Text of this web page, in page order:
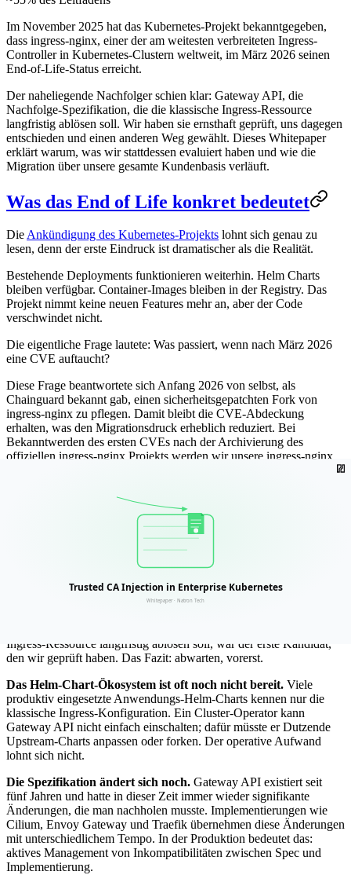
Im November 2025 hat das Kubernetes-Projekt bekanntgegeben,
dass ingress-nginx, einer der am weitesten verbreiteten Ingress-
Controller in Kubernetes-Clustern weltweit, im März 2026 seinen
End-of-Life-Status erreicht.
Der naheliegende Nachfolger schien klar: Gateway API, die
Nachfolge-Spezifikation, die die klassische Ingress-Ressource
langfristig ablösen soll. Wir haben sie ernsthaft geprüft, uns dagegen
entschieden und einen anderen Weg gewählt. Dieses Whitepaper
erklärt warum, was wir stattdessen evaluiert haben und wie die
Migration über unsere gesamte Kundenbasis verläuft.
Was das End of Life konkret bedeutet
DieAnkündigung des Kubernetes-Projekts lohnt sich genau zu
lesen, denn der erste Eindruck ist dramatischer als die Realität.
Bestehende Deployments funktionieren weiterhin. Helm Charts
bleiben verfügbar. Container-Images bleiben in der Registry. Das
Projekt nimmt keine neuen Features mehr an, aber der Code
verschwindet nicht.
Die eigentliche Frage lautete: Was passiert, wenn nach März 2026
eine CVE auftaucht?
Diese Frage beantwortete sich Anfang 2026 von selbst, als
Chainguard bekannt gab, einen sicherheitsgepatchten Fork von
ingress-nginx zu pflegen. Damit bleibt die CVE-Abdeckung
erhalten, was den Migrationsdruck erheblich reduziert. Bei
Bekanntwerden des ersten CVEs nach der Archivierung des
offiziellen ingress-nginx Projekts werden wir unsere ingress-nginx
Die grundlegende Einschätzung aber bleibt: ingress-nginx wird
nicht mehr weiterentwickelt. Neue Infrastruktur darauf aufzubauen
ergibt keinen Sinn. Wir brauchen einen Nachfolger.
Warum wir vorerst nicht zu Gateway API
gewechselt haben
Ingress-Ressource langfristig ablösen soll, war der erste Kandidat,
den wir geprüft haben. Das Fazit: abwarten, vorerst.
Das Helm-Chart-Ökosystem ist oft noch nicht bereit. Viele
produktiv eingesetzte Anwendungs-Helm-Charts kennen nur die
klassische Ingress-Konfiguration. Ein Cluster-Operator kann
Gateway API nicht einfach einschalten; dafür müsste er Dutzende
Upstream-Charts anpassen oder forken. Der operative Aufwand
lohnt sich nicht.
Die Spezifikation ändert sich noch. Gateway API existiert seit
fünf Jahren und hatte in dieser Zeit immer wieder signifikante
Änderungen, die man nachholen musste. Implementierungen wie
Cilium, Envoy Gateway und Traefik übernehmen diese Änderungen
mit unterschiedlichem Tempo. In der Produktion bedeutet das:
aktives Management von Inkompatibilitäten zwischen Spec und
Implementierung.